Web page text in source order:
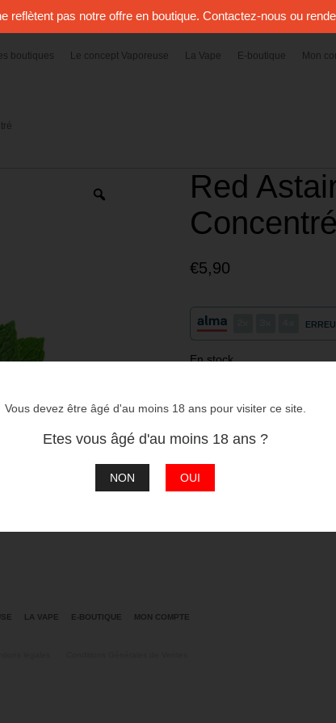
reflètent pas notre offre en boutique. Contactez-nous ou
Vous devez être âgé d'au moins 18 ans pour visiter ce site.
Etes vous âgé d'au moins 18 ans ?
NON OUI
boutiques Le concept Vaporeuse La Vape E-boutique Mon
Red
Concentré
€5,90
En stock
Astaire
Ajouter au
LA VAPE E-BOUTIQUE MON COMPTE